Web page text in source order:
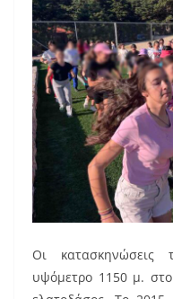
Οι κατασκηνώσεις
υψόμετρο 1150 μ.